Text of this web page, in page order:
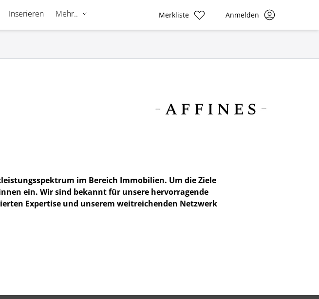
Inserieren Mehr.. Merkliste Anmelden
im Bereich Immobilien. Um die Ziele
ein. Wir sind bekannt für unsere hervorragende
Expertise und unserem weitreichenden Netzwerk